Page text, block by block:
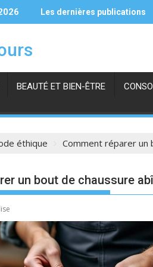
Les dernières publications
de gamme et responsables Hircus
Comment nettoyer efficacement
BEAUTÉ ET BIEN-ÊTRE
éthique Comment réparer un
un bout de chaussure